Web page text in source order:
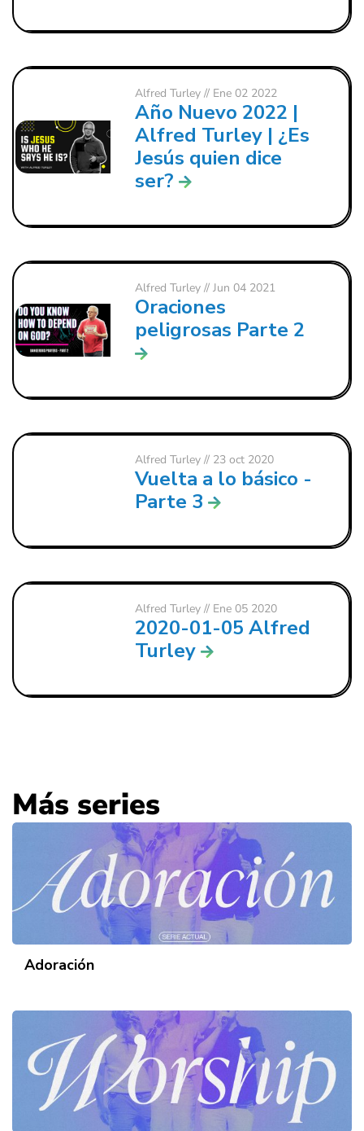
Alfred Turley// Ene 02 2022
Año Nuevo 2022 |
Alfred Turley | ¿Es
Jesús quien dice
ser?
Alfred Turley// Jun 04 2021
Oraciones
peligrosas Parte 2
Alfred Turley// 23 oct 2020
Vuelta a lo básico -
Parte 3
Alfred Turley// Ene 05 2020
2020-01-05 Alfred
Turley
Más series
Adoración